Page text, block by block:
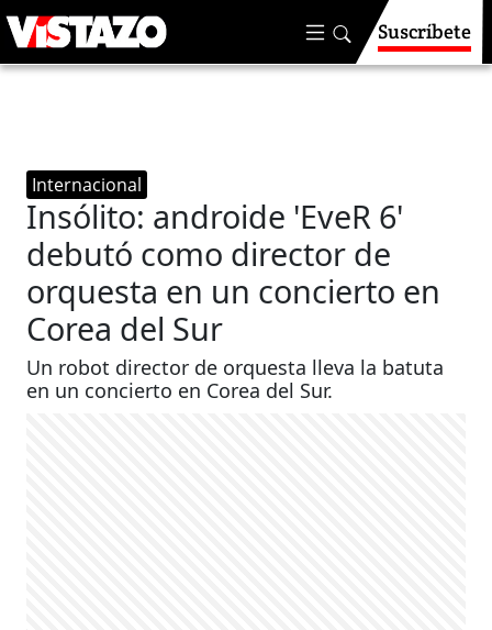
Suscríbete
Internacional
Insólito: androide 'EveR 6'
debutó como director de
orquesta en un concierto en
Corea del Sur
Un robot director de orquesta lleva la batuta
en un concierto en Corea del Sur.